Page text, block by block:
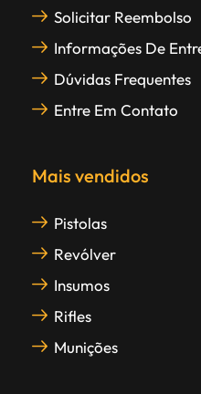
Solicitar Reembolso
Informações De
Dúvidas Frequentes
Entre Em Contato
Mais vendidos
Pistolas
Revólver
Insumos
Rifles
Munições